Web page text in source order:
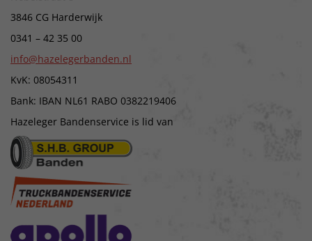
3846 CG Harderwijk
0341 – 42 35 00
info@hazelegerbanden.nl
KvK: 08054311
Bank: IBAN NL61 RABO 0382219406
Hazeleger Bandenservice is lid van